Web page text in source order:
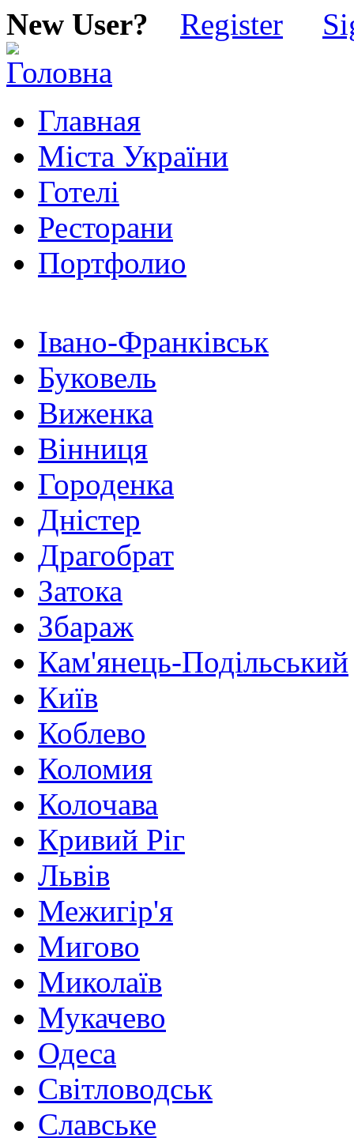
New User? Register
Главная
Міста України
Готелі
Ресторани
Портфолио
Івано-Франківськ
Буковель
Виженка
Вінниця
Городенка
Дністер
Драгобрат
Затока
Збараж
Кам'янець-Подільський
Київ
Коблево
Коломия
Колочава
Кривий Ріг
Львів
Межигір'я
Мигово
Миколаїв
Мукачево
Одеса
Світловодськ
Славське